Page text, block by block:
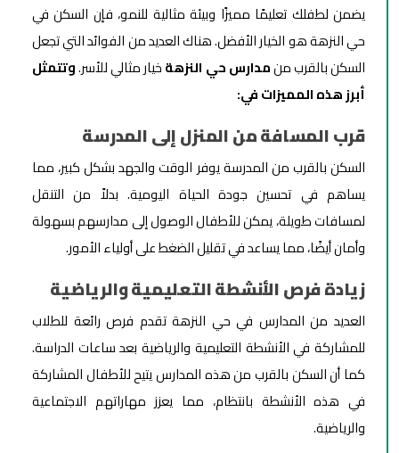
يضمن لطفلك تعليمًا مميزًا وبيئة مثالية للنمو، فإن السكن في
حي النزهة هو الخيار الأفضل. هناك العديد من الفوائد التي تجعل
السكن بالقرب منمدارس حي النزهةخيار مثالي للأسر.وتتمثل
أبرز هذه المميزات في:
قرب المسافة من المنزل إلى المدرسة
السكن بالقرب من المدرسة يوفر الوقت والجهد بشكل كبير، مما
يساهم في تحسين جودة الحياة اليومية. بدلاً من التنقل
لمسافات طويلة، يمكن للأطفال الوصول إلى مدارسهم بسهولة
وأمان أيضًا، مما يساعد في تقليل الضغط على أولياء الأمور.
زيادة فرص الأنشطة التعليمية والرياضية
العديد من المدارس في حي النزهة تقدم فرص رائعة للطلاب
للمشاركة في الأنشطة التعليمية والرياضية بعد ساعات الدراسة.
كما أن السكن بالقرب من هذه المدارس يتيح للأطفال المشاركة
في هذه الأنشطة بانتظام، مما يعزز مهاراتهم الاجتماعية
والرياضية.